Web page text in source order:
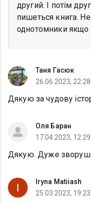
другий. І потім
пишеться книга. Не
однотомники якщо
Таня Гасюк
26.06.2023,
Дякую за чудову
Оля Баран
17.04.2023,
Дякую. Дуже
Iryna Matiiash
25.03.2023,